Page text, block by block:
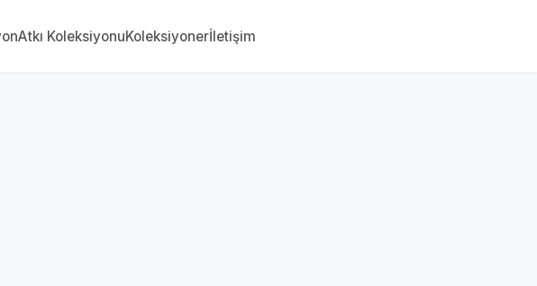
Atkı KoleksiyonuKoleksiyonerİletişim